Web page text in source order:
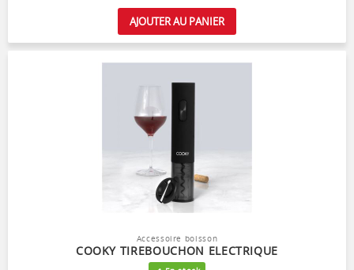
AJOUTER AU PANIER
Accessoire boisson
COOKY TIREBOUCHON ELECTRIQUE